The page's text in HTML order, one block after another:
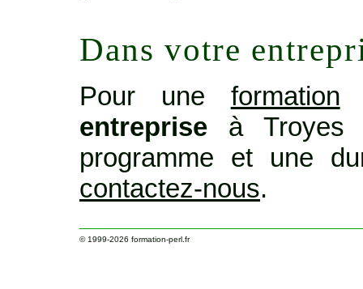
Dans votre
Pour une formation
entreprise à Troyes
programme et une
contactez-nous.
© 1999-2026 formation-perl.fr